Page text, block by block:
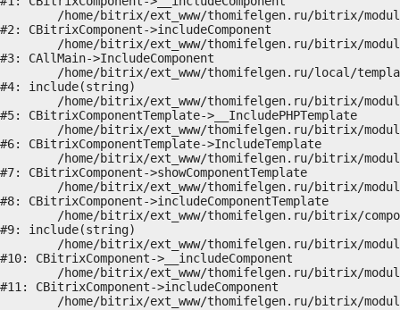
#2: CBitrixComponent->includeComponent
#3: CAllMain->IncludeComponent
#4: include(string)
#5: CBitrixComponentTemplate->__IncludePHPTemplate
#6: CBitrixComponentTemplate->IncludeTemplate
#7: CBitrixComponent->showComponentTemplate
#8: CBitrixComponent->includeComponentTemplate
#9: include(string)
#10: CBitrixComponent->__includeComponent
#11: CBitrixComponent->includeComponent